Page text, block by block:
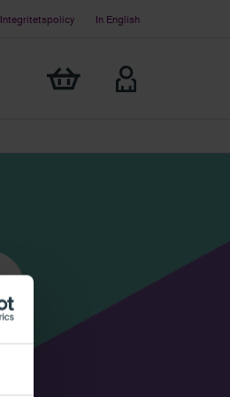
Integritetspolicy In English
Visa min varukorg